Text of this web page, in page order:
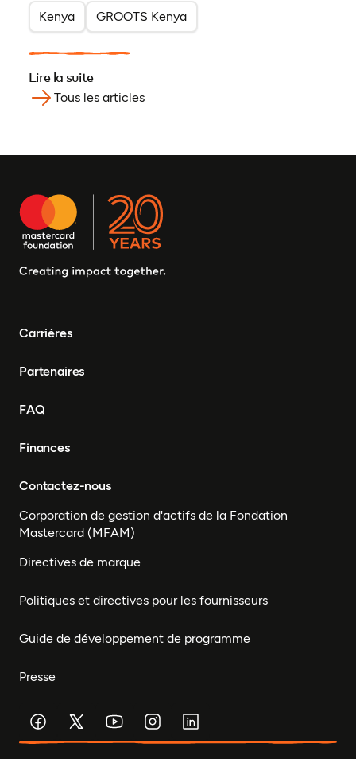
Kenya
GROOTS Kenya
Lire la suite
Tous les articles
Carrières
Partenaires
FAQ
Finances
Contactez-nous
Corporation de gestion d'actifs de la Fondation
Mastercard (MFAM)
Directives de marque
Politiques et directives pour les fournisseurs
Guide de développement de programme
Presse